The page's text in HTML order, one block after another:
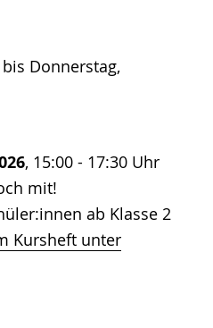
bis Donnerstag,
, 15:00 - 17:30 Uhr
mit!
ab Klasse 2
Kursheft unter